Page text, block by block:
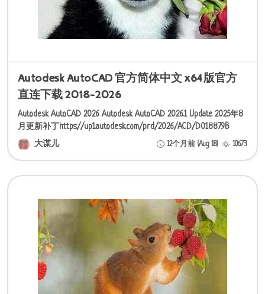
Autodesk AutoCAD 官方简体中文 x64版官方
直连下载 2018-2026
Autodesk AutoCAD 2026 Autodesk AutoCAD 2026.1 Update 2025年8
月更新补丁https://up1.autodesk.com/prd/2026/ACD/D018879B
大谋儿
12个月前 (Aug 18) 10673